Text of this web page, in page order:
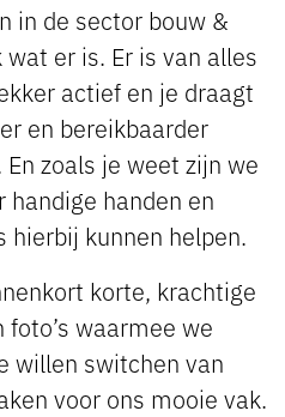
in de sector bouw &
er is. Er is van alles
actief en je draagt
en bereikbaarder
zoals je weet zijn we
handige handen en
hierbij kunnen helpen.
korte, krachtige
foto’s waarmee we
willen switchen van
voor ons mooie vak.